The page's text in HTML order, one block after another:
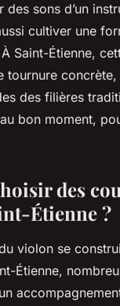
sons d’un
cultiver une
Saint-Étienne,
tournure
des filières
bon moment,
des
Étienne ?
violon se
Étienne,